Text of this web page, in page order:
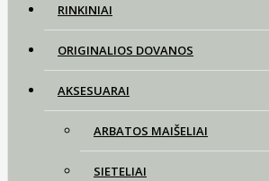
RINKINIAI
ORIGINALIOS DOVANOS
AKSESUARAI
ARBATOS MAIŠELIAI
SIETELIAI